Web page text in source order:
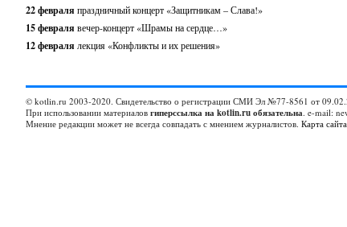
22 февраля праздничный концерт «Защитникам – Слава!»
15 февраля вечер-концерт «Шрамы на сердце…»
12 февраля лекция «Конфликты и их решения»
© kotlin.ru 2003-2020. Свидетельство о регистрации СМИ Эл №77-8561 от
При использовании материалов гиперссылка на kotlin.ru обязательна. e-mail:
Мнение редакции может не всегда совпадать с мнением журналистов. Карта сайта